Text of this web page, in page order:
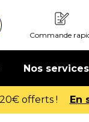
Commande
Nos services
En savoir plus